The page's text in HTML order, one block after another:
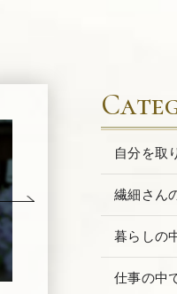
自分を取
繊細さん
暮らしの
仕事の中